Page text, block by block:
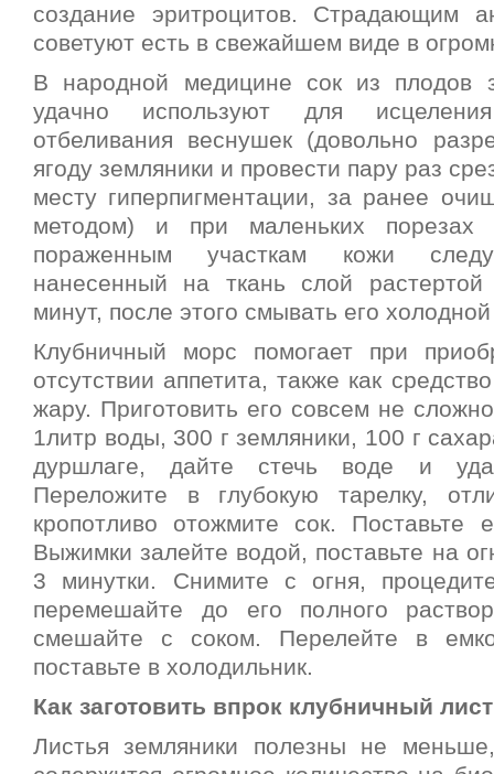
создание эритроцитов. Страдающим
советуют есть в свежайшем виде в
В народной медицине сок из плодов
удачно используют для
отбеливания веснушек (довольно
ягоду земляники и провести пару раз
месту гиперпигментации, за ранее
методом) и при маленьких
пораженным участкам кожи
нанесенный на ткань слой
минут, после этого смывать его
Клубничный морс помогает при
отсутствии аппетита, также как
жару. Приготовить его совсем не
1литр воды, 300 г земляники, 100 г
дуршлаге, дайте стечь воде и
Переложите в глубокую тарелку,
кропотливо отожмите сок. Поставьте
Выжимки залейте водой, поставьте на
3 минутки. Снимите с огня,
перемешайте до его полного
смешайте с соком. Перелейте в
поставьте в холодильник.
Как заготовить впрок клубничный лист
Листья земляники полезны не